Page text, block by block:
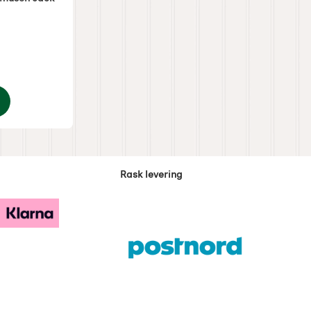
0 Stjerne av 5
venn musen Jack
Rask levering